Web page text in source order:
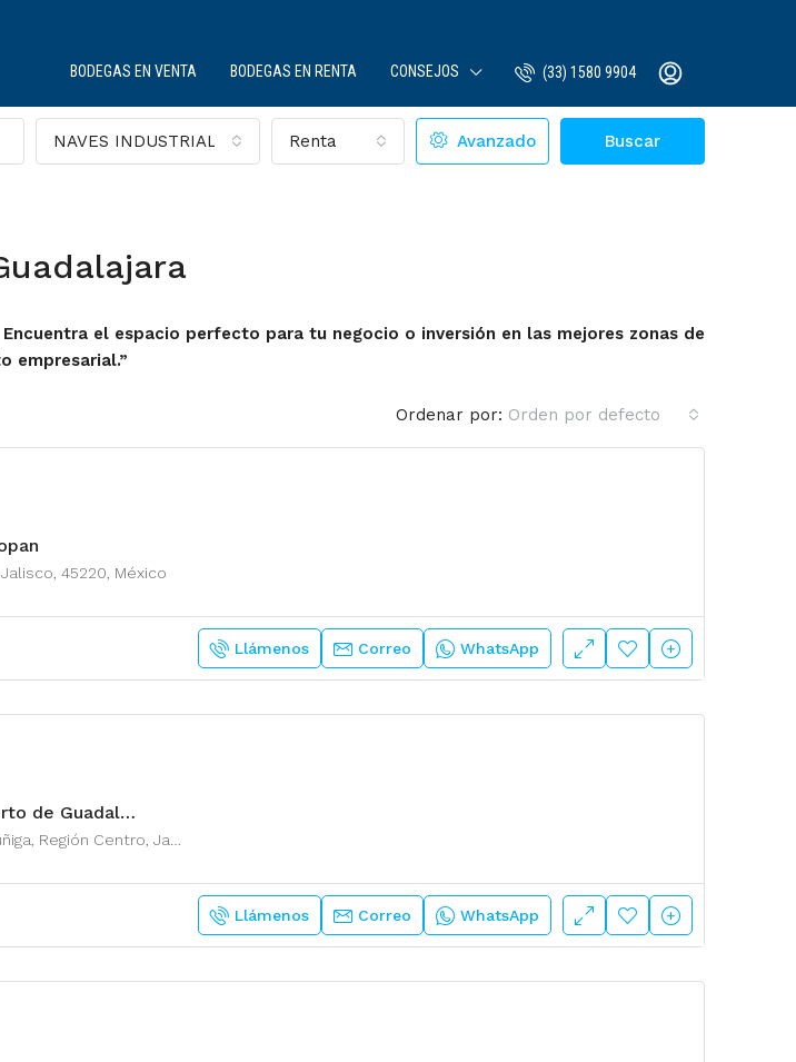
BODEGAS EN VENTA BODEGAS EN RENTA CONSEJOS (33) 1580 9904
NAVES INDUSTRIALES Renta Avanzado Buscar
el espacio perfecto para tu negocio o inversión en las mejores zonas de
empresarial.”
Ordenar por: Orden por defecto
45220, México
Llámenos Correo WhatsApp
Nave Industrial, Zona Aeropuerto de Guadalajara
Llámenos Correo WhatsApp